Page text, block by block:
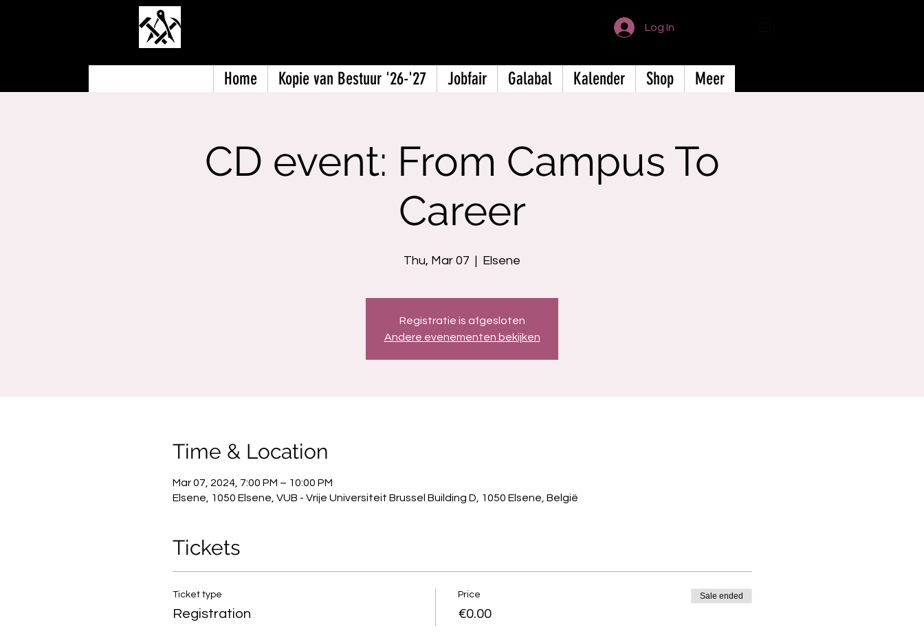
Log In
Home Kopie van Bestuur '26-'27 Jobfair Galabal Kalender Shop Meer
CD event: From Campus To
Career
Thu, Mar 07
  |
Elsene
Registratie is afgesloten
Andere evenementen bekijken
Time & Location
Mar 07, 2024, 7:00 PM – 10:00 PM
Elsene, 1050 Elsene, VUB - Vrije Universiteit Brussel Building D, 1050 Elsene, België
Tickets
Ticket type
Registration
Price
€0.00
Sale ended